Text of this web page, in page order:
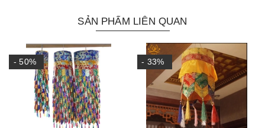
SẢN PHẨM LIÊN QUAN
- 50% - 33%